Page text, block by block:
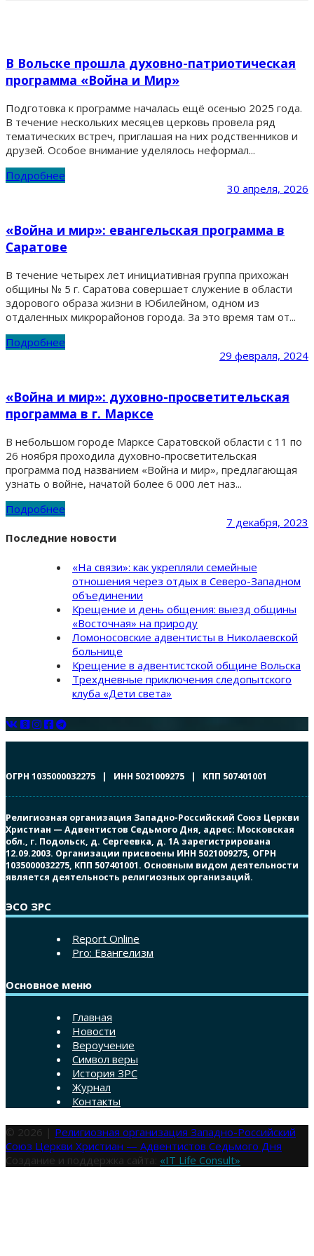
В Вольске прошла духовно-патриотическая
программа «Война и Мир»
Подготовка к программе началась ещё осенью 2025 года.
В течение нескольких месяцев церковь провела ряд
тематических встреч, приглашая на них родственников и
друзей. Особое внимание уделялось неформал...
Подробнее
30 апреля, 2026
«Война и мир»: евангельская программа в
Саратове
В течение четырех лет инициативная группа прихожан
общины № 5 г. Саратова совершает служение в области
здорового образа жизни в Юбилейном, одном из
отдаленных микрорайонов города. За это время там от...
Подробнее
29 февраля, 2024
«Война и мир»: духовно-просветительская
программа в г. Марксе
В небольшом городе Марксе Саратовской области с 11 по
26 ноября проходила духовно-просветительская
программа под названием «Война и мир», предлагающая
узнать о войне, начатой более 6 000 лет наз...
Подробнее
7 декабря, 2023
Последние новости
«На связи»: как укрепляли семейные
отношения через отдых в Северо-Западном
объединении
Крещение и день общения: выезд общины
«Восточная» на природу
Ломоносовские адвентисты в Николаевской
больнице
Крещение в адвентистской общине Вольска
Трехдневные приключения следопытского
клуба «Дети света»
ОГРН 1035000032275 | ИНН 5021009275 | КПП 507401001
Религиозная организация Западно-Российский Союз Церкви
Христиан — Адвентистов Седьмого Дня, адрес: Московская
обл., г. Подольск, д. Сергеевка, д. 1А зарегистрирована
12.09.2003. Организации присвоены ИНН 5021009275, ОГРН
1035000032275, КПП 507401001. Основным видом деятельности
является деятельность религиозных организаций.
ЭСО ЗРС
Report Online
Pro: Евангелизм
Основное меню
Главная
Новости
Вероучение
Символ веры
История ЗРС
Журнал
Контакты
© 2026 | Религиозная организация Западно-Российский
Союз Церкви Христиан — Адвентистов Седьмого Дня
Создание и поддержка сайта: «IT Life Consult»